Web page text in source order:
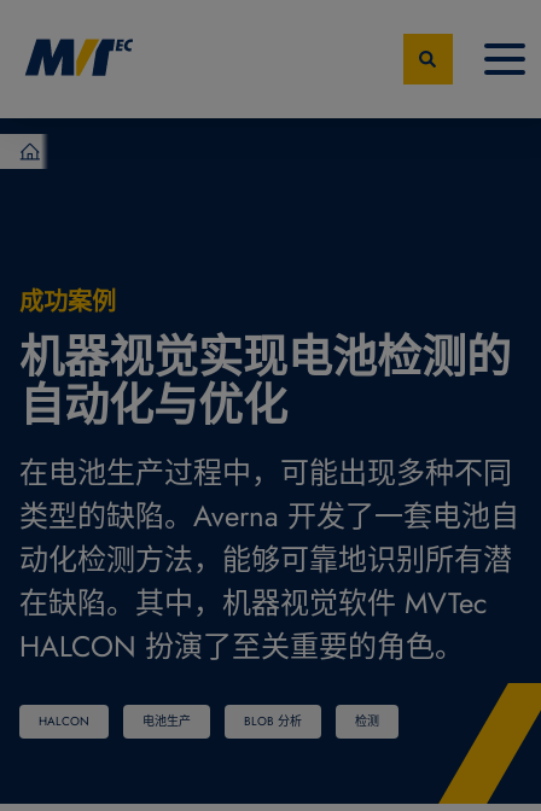
MVTec Software – 机器视觉专家
成功案例
机器视觉实现电池检测的
自动化与优化
在电池生产过程中，可能出现多种不同
类型的缺陷。Averna 开发了一套电池自
动化检测方法，能够可靠地识别所有潜
在缺陷。其中，机器视觉软件 MVTec
HALCON 扮演了至关重要的角色。
HALCON 电池生产 BLOB 分析 检测